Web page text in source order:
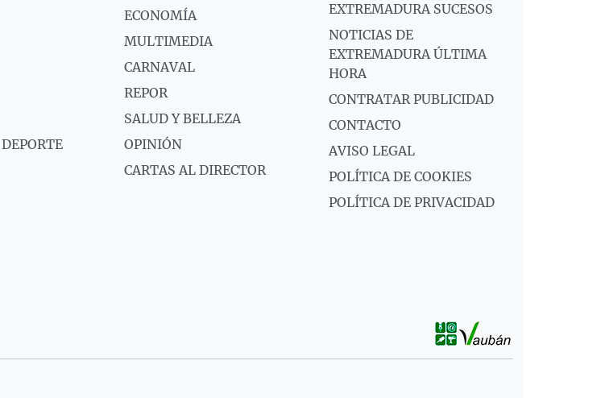
ECONOMÍA
MULTIMEDIA
CARNAVAL
REPOR
SALUD Y BELLEZA
OPINIÓN
CARTAS AL DIRECTOR
EXTREMADURA SUCESOS
NOTICIAS DE
EXTREMADURA ÚLTIMA
HORA
CONTRATAR PUBLICIDAD
CONTACTO
AVISO LEGAL
POLÍTICA DE COOKIES
POLÍTICA DE PRIVACIDAD